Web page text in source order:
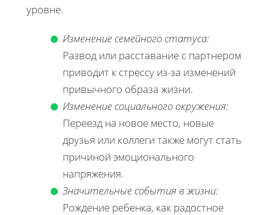
уровне.
Изменение семейного статуса:
Развод или расставание с партнером
приводит к стрессу из-за изменений
привычного образа жизни.
Изменение социального окружения:
Переезд на новое место, новые
друзья или коллеги также могут стать
причиной эмоционального
напряжения.
Значительные события в жизни:
Рождение ребенка, как радостное